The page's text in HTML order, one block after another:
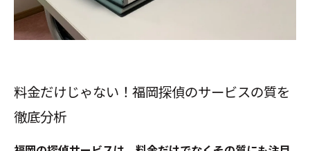
料金だけじゃない！福岡探偵のサービスの質を
徹底分析